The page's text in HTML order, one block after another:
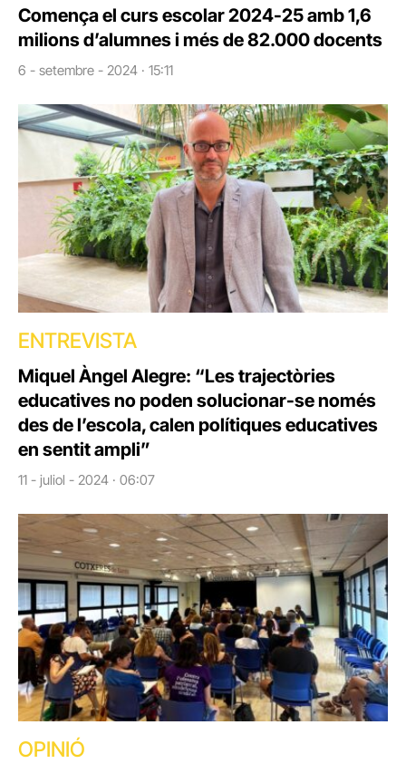
Comença el curs escolar 2024-25 amb 1,6
milions d’alumnes i més de 82.000 docents
6 - setembre - 2024 · 15:11
ENTREVISTA
Miquel Àngel Alegre: “Les trajectòries
educatives no poden solucionar-se només
des de l’escola, calen polítiques educatives
en sentit ampli”
11 - juliol - 2024 · 06:07
OPINIÓ